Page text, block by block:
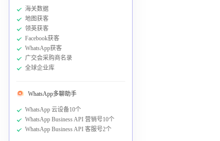
海关数据
地图获客
领英获客
Facebook获客
WhatsApp获客
广交会采购商名录
全球企业库
WhatsApp多聊助手
WhatsApp 云设备10个
WhatsApp Business API 营销号10个
WhatsApp Business API 客服号2个